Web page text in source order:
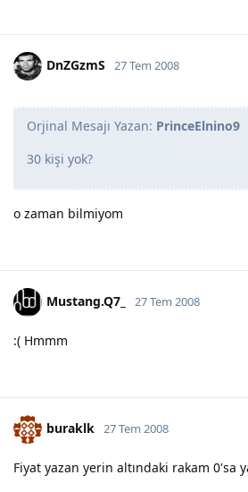
DnZGzmS 27 Tem 2008
Orjinal Mesajı Yazan: PrinceElnino9
30 kişi yok?
o zaman bilmiyom
Mustang.Q7_ 27 Tem 2008
:( Hmmm
buraklk 27 Tem 2008
Fiyat yazan yerin altındaki rakam 0'sa